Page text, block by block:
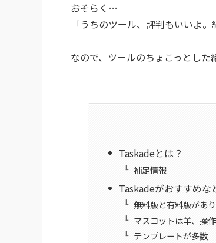
おそらく…
「うちのツール、評判もいいよ
なので、ツールのちょこっとした
Taskadeとは？
補足情報
Taskadeがおすすめな
無料版と有料版があ
マスコットは羊、操
テンプレートが多数